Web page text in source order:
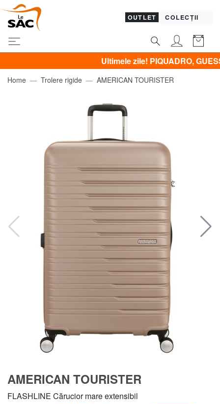
OUTLET COLECȚII
Ultimele zile! PIQUADRO, GUESS,
Home Trolere rigide AMERICAN TOURISTER
AMERICAN TOURISTER
FLASHLINE Cărucior mare extensibil